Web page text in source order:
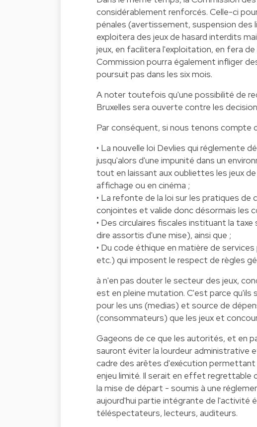
considérablement renforcés. Celle-ci
pénales (avertissement, suspension
exploitera des jeux de hasard interdits
jeux, en facilitera l'exploitation, en fera
Commission pourra également infliger
poursuit pas dans les six mois.
A noter toutefois qu'une possibilité de
Bruxelles sera ouverte contre les
Par conséquent, si nous tenons compte
• La nouvelle loi Devlies qui réglemente
jusqu'alors d'une impunité dans un
tout en laissant aux oubliettes les jeux
affichage ou en cinéma ;
• La refonte de la loi sur les pratiques
conjointes et valide donc désormais les
• Des circulaires fiscales instituant la
dire assortis d'une mise), ainsi que ;
• Du code éthique en matière de
etc.) qui imposent le respect de règles
à n'en pas douter le secteur des jeux,
est en pleine mutation. C'est parce
pour les uns (medias) et source de
(consommateurs) que les jeux et
Gageons de ce que les autorités, et en
sauront éviter la lourdeur administrative
cadre des arêtes d'exécution
enjeu limité. Il serait en effet regrettable
la mise de départ - soumis à une
aujourd'hui partie intégrante de l'activité
téléspectateurs, lecteurs, auditeurs.